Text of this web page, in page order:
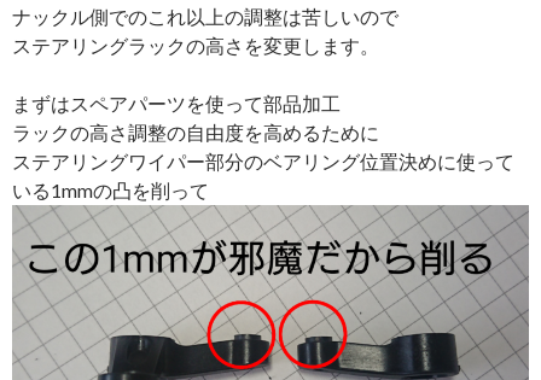
ナックル側でのこれ以上の調整は苦しいので
ステアリングラックの高さを変更します。
まずはスペアパーツを使って部品加工
ラックの高さ調整の自由度を高めるために
ステアリングワイパー部分のベアリング位置決めに使って
いる1mmの凸を削って